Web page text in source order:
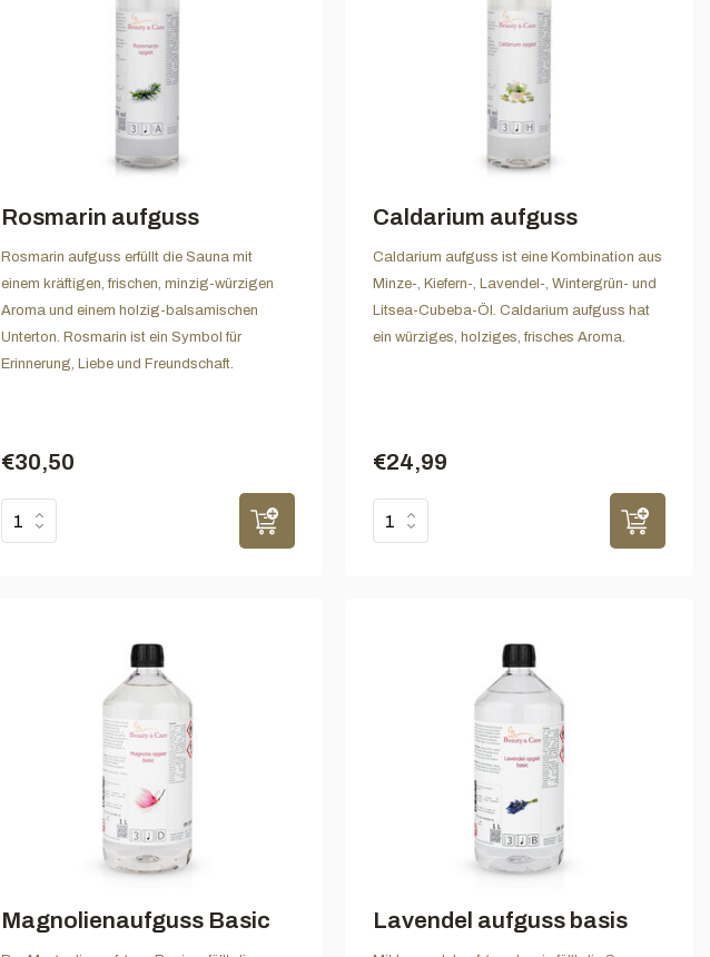
Rosmarin aufguss
Rosmarin aufguss erfüllt die Sauna mit
einem kräftigen, frischen, minzig-würzigen
Aroma und einem holzig-balsamischen
Unterton. Rosmarin ist ein Symbol für
Erinnerung, Liebe und Freundschaft.
€30,50
Caldarium aufguss
Caldarium aufguss ist eine Kombination aus
Minze-, Kiefern-, Lavendel-, Wintergrün- und
Litsea-Cubeba-Öl. Caldarium aufguss hat
ein würziges, holziges, frisches Aroma.
€24,99
Magnolienaufguss Basic Lavendel aufguss basis